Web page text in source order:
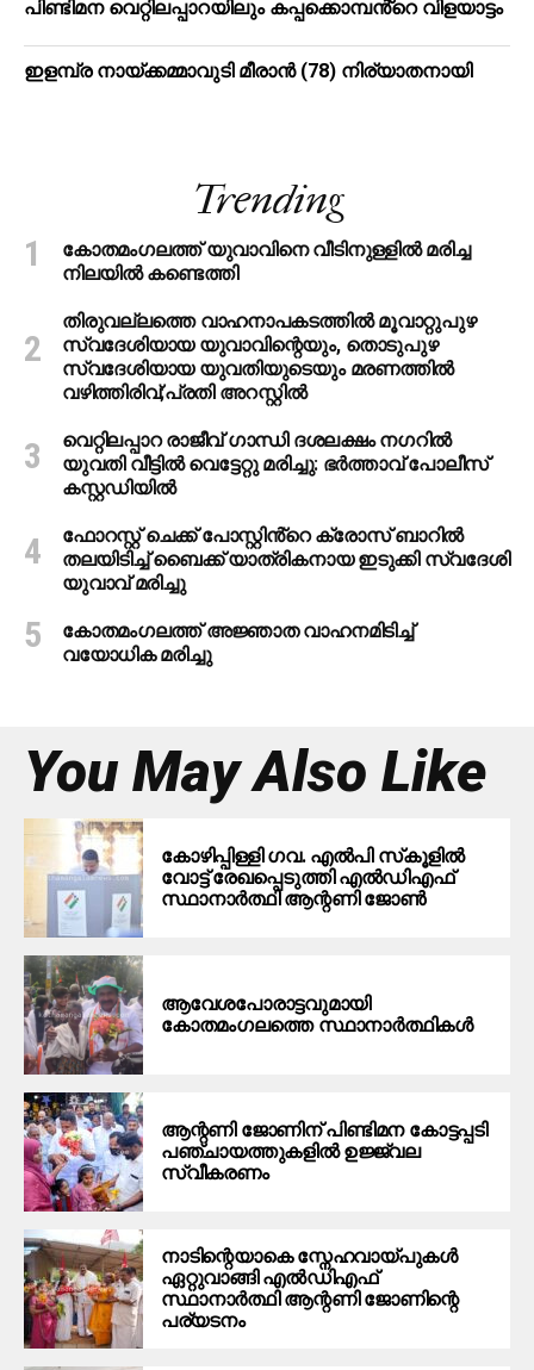
പിണ്ടിമന വെറ്റിലപ്പാറയിലും കപ്പക്കൊമ്പൻ്റെ വിളയാട്ടം
ഇളമ്പ്ര നായ്ക്കമ്മാവുടി മീരാൻ (78) നിര്യാതനായി
Trending
കോതമംഗലത്ത് യുവാവിനെ വീടിനുള്ളിൽ മരിച്ച
നിലയിൽ കണ്ടെത്തി
തിരുവല്ലത്തെ വാഹനാപകടത്തില്‍ മൂവാറ്റുപുഴ
സ്വദേശിയായ യുവാവിന്റെയും, തൊടുപുഴ
സ്വദേശിയായ യുവതിയുടെയും മരണത്തില്‍
വഴിത്തിരിവ്;പ്രതി അറസ്റ്റില്‍
വെറ്റിലപ്പാറ രാജീവ് ഗാന്ധി ദശലക്ഷം നഗറിൽ
യുവതി വീട്ടിൽ വെട്ടേറ്റു മരിച്ചു: ഭർത്താവ് പോലീസ്
കസ്റ്റഡിയിൽ
ഫോറസ്റ്റ് ചെക്ക് പോസ്റ്റിൻ്റെ ക്രോസ് ബാറില്‍
തലയിടിച്ച് ബൈക്ക് യാത്രികനായ ഇടുക്കി സ്വദേശി
യുവാവ് മരിച്ചു
കോതമംഗലത്ത് അജ്ഞാത വാഹനമിടിച്ച്
വയോധിക മരിച്ചു
You May Also Like
കോഴിപ്പിള്ളി ഗവ. എല്‍പി സ്‌കൂളില്‍
വോട്ട് രേഖപ്പെടുത്തി എല്‍ഡിഎഫ്
സ്ഥാനാര്‍ത്ഥി ആന്റണി ജോണ്‍
ആവേശപോരാട്ടവുമായി
കോതമംഗലത്തെ സ്ഥാനാര്‍ത്ഥികള്‍
ആന്റണി ജോണിന് പിണ്ടിമന കോട്ടപ്പടി
പഞ്ചായത്തുകളിൽ ഉജ്ജ്വല
സ്വീകരണം
നാടിന്റെയാകെ സ്നേഹവായ്പുകൾ
ഏറ്റുവാങ്ങി എൽഡിഎഫ്
സ്ഥാനാർത്ഥി ആന്റണി ജോണിന്റെ
പര്യടനം